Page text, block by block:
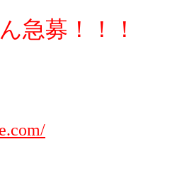
急募！！！